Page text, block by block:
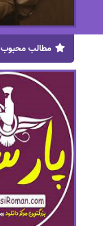
مطالب محبوب